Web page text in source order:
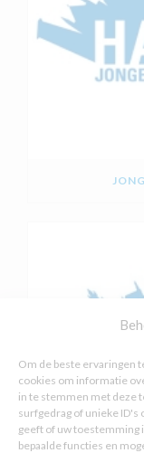
Om de beste ervaringen
cookies om informatie
in te stemmen met deze
surfgedrag of unieke
geeft of uw toestemming
bepaalde functies en